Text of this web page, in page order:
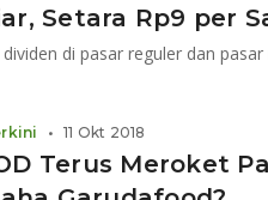
Setara Rp9 per
di pasar reguler dan
Terus Meroket
• 11 Okt 2018